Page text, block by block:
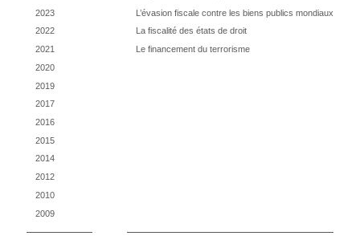
2023
2022
2021
2020
2019
2017
2016
2015
2014
2012
2010
2009
L’évasion fiscale contre les biens publics mondiaux
La fiscalité des états de droit
Le financement du terrorisme